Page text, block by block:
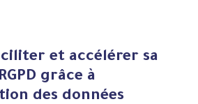
et accélérer sa
grâce à
des données